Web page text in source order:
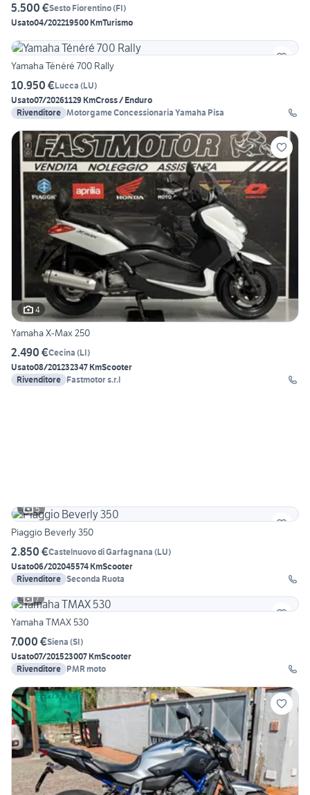
5.500 €Sesto Fiorentino(FI)
Usato04/202219500 KmTurismo
Yamaha Ténéré 700 Rally
10.950 €Lucca (LU)
Usato07/20261129 KmCross / Enduro
Rivenditore Motorgame Concessionaria Yamaha Pisa
4
Yamaha X-Max 250
2.490 €Cecina (LI)
Usato08/201232347 KmScooter
Rivenditore Fastmotor s.r.l
5
Piaggio Beverly 350
2.850 €Castelnuovo di Garfagnana (LU)
Usato06/202045574 KmScooter
Rivenditore Seconda Ruota
7
Yamaha TMAX 530
7.000 €Siena (SI)
Usato07/201523007 KmScooter
Rivenditore PMR moto